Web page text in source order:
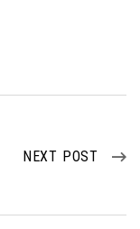
NEXT POST